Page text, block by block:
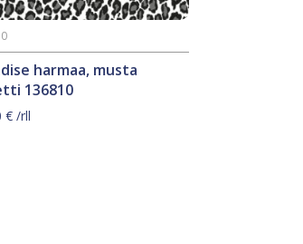
harmaa, musta
136810
€ /rll